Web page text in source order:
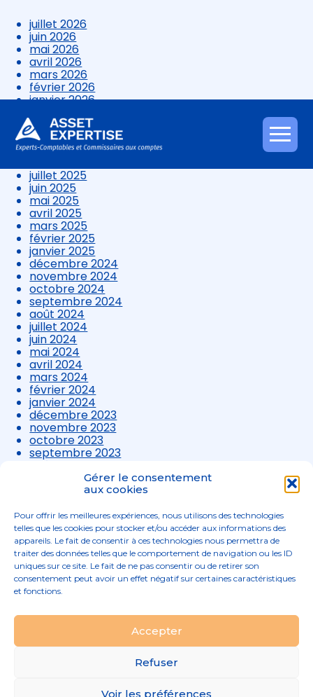
Gérer le consentement
aux cookies
Pour offrir les meilleures expériences, nous utilisons des technologies
telles que les cookies pour stocker et/ou accéder aux informations des
appareils. Le fait de consentir à ces technologies nous permettra de
traiter des données telles que le comportement de navigation ou les ID
uniques sur ce site. Le fait de ne pas consentir ou de retirer son
consentement peut avoir un effet négatif sur certaines caractéristiques
et fonctions.
Accepter
Refuser
Voir les préférences
Aller
au
juillet 2026
juin 2026
mai 2026
avril 2026
mars 2026
février 2026
janvier 2026
novembre 2025
octobre 2025
septembre 2025
juillet 2025
juin 2025
mai 2025
avril 2025
mars 2025
février 2025
janvier 2025
décembre 2024
novembre 2024
octobre 2024
septembre 2024
août 2024
juillet 2024
juin 2024
mai 2024
avril 2024
mars 2024
février 2024
janvier 2024
décembre 2023
novembre 2023
octobre 2023
septembre 2023
août 2023
juillet 2023
avril 2023
mars 2023
Principale
02 96 52 68 68
MENTIONS LÉGALES